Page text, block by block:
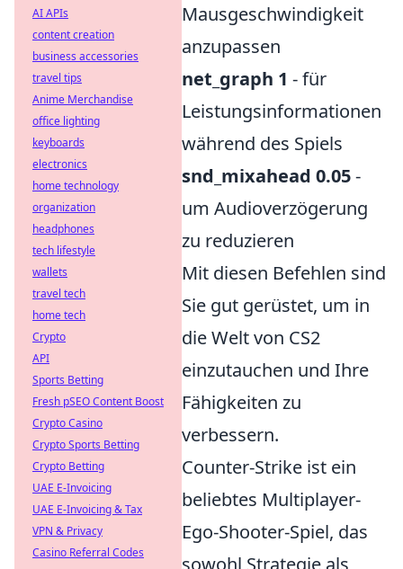
Mausgeschwindigkeit
anzupassen
net_graph 1 - für
Leistungsinformationen
während des Spiels
snd_mixahead 0.05-
um Audioverzögerung
zu reduzieren
Mit diesen Befehlen sind
Sie gut gerüstet, um in
die Welt von CS2
einzutauchen und Ihre
Fähigkeiten zu
verbessern.
Counter-Strike ist ein
beliebtes Multiplayer-
Ego-Shooter-Spiel, das
AI APIs
content creation
business accessories
travel tips
Anime Merchandise
office lighting
keyboards
electronics
home technology
organization
headphones
tech lifestyle
wallets
travel tech
home tech
Crypto
API
Sports Betting
Fresh pSEO Content Boost
Crypto Casino
Crypto Sports Betting
Crypto Betting
UAE E-Invoicing
UAE E-Invoicing & Tax
VPN & Privacy
Casino Referral Codes